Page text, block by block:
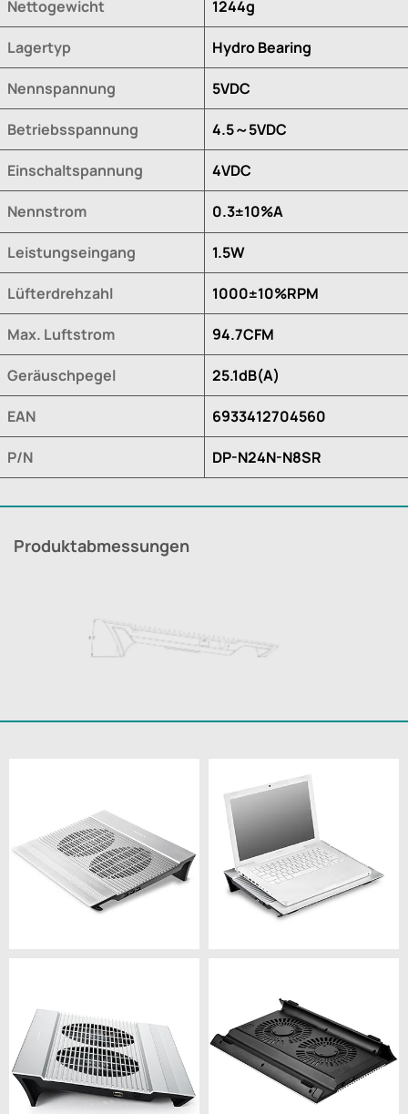
Nettogewicht 1244g
Lagertyp Hydro Bearing
Nennspannung 5VDC
Betriebsspannung 4.5～5VDC
Einschaltspannung 4VDC
Nennstrom 0.3±10%A
Leistungseingang 1.5W
Lüfterdrehzahl 1000±10%RPM
Max. Luftstrom 94.7CFM
Geräuschpegel 25.1dB(A)
EAN 6933412704560
P/N DP-N24N-N8SR
Produktabmessungen